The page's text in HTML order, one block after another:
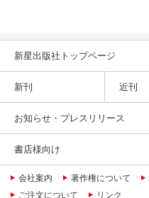
新星出版社トップページ
新刊 近刊
お知らせ・プレスリリース
書店様向け
会社案内 著作権について
ご注文について
リンク